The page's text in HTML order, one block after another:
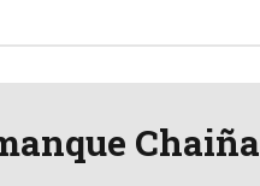
Chaiña